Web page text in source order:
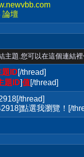
論壇
主題.您可以在這個連結
題ID[/thread]
題ID]值[/thread]
thread]
點選我瀏覽！[/